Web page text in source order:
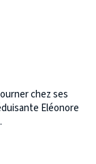
chez ses
Eléonore